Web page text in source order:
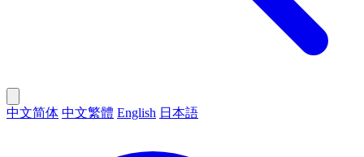
中文简体 中文繁體 English 日本語